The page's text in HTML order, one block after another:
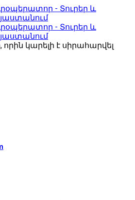
կարելի է սիրահարվել